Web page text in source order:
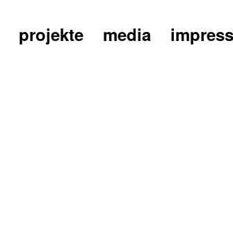
projekte media